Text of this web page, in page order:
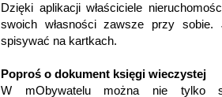
Dzięki aplikacji właściciele
swoich własności zawsze przy
spisywać na kartkach.
Poproś o dokument księgi wieczystej
W mObywatelu można nie tylko